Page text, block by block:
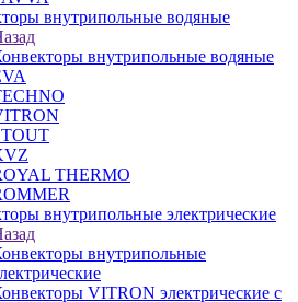
внутрипольные водяные
внутрипольные водяные
THERMO
внутрипольные электрические
внутрипольные
VITRON электрические с